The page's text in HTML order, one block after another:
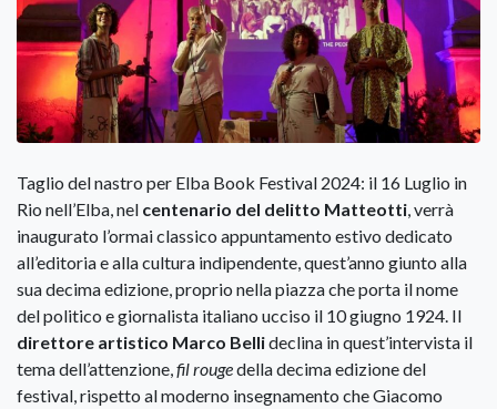
Taglio del nastro per Elba Book Festival 2024: il 16 Luglio in
Rio nell’Elba, nel centenario del delitto Matteotti , verrà
inaugurato l’ormai classico appuntamento estivo dedicato
all’editoria e alla cultura indipendente, quest’anno giunto alla
sua decima edizione, proprio nella piazza che porta il nome
del politico e giornalista italiano ucciso il 10 giugno 1924. Il
direttore artistico Marco Bellideclina in quest’intervista il
tema dell’attenzione, fil rougedella decima edizione del
festival, rispetto al moderno insegnamento che Giacomo